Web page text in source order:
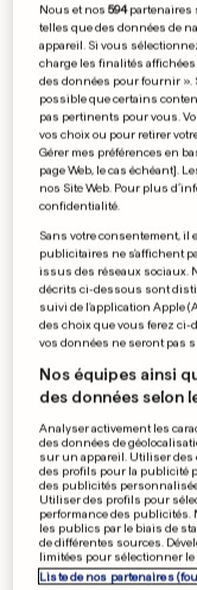
GRAND EST
Un
dans un
4 107 5
Nous et nos594partenaires
telles que des données de
appareil. Si vous
charge les finalités
des données pour fournir ».
possible que certains
pas pertinents pour vous.
vos choix ou pour retirer
Gérer mes préférences en
page Web, le cas échéant].
nos Site Web. Pour plus
confidentialité.
Sans votre consentement,
publicitaires ne s'affichent
issus des réseaux sociaux.
décrits ci-dessous sont
suivi de l'application Apple
des choix que vous ferez ci-
vos données ne seront pas
Nos équipes ainsi
des données selon
Analyser activement les
des données de
sur un appareil. Utiliser des
des profils pour la publicité
des publicités
Utiliser des profils pour
performance des publicités.
les publics par le biais de
de différentes sources.
limitées pour sélectionner
Liste de nos partenaires